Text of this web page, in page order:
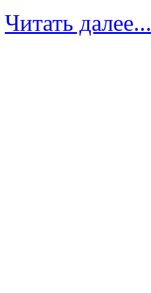
Читать далее...